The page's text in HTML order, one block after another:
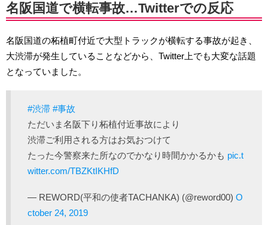
名阪国道で横転事故…Twitterでの反応
名阪国道の柘植町付近で大型トラックが横転する事故が起き、
大渋滞が発生していることなどから、Twitter上でも大変な話題
となっていました。
#渋滞 #事故
ただいま名阪下り柘植付近事故により
渋滞ご利用される方はお気おつけて
たった今警察来た所なのでかなり時間かかるかも pic.t
witter.com/TBZKtIKHfD
— REWORD(平和の使者TACHANKA) (@reword00) O
ctober 24, 2019